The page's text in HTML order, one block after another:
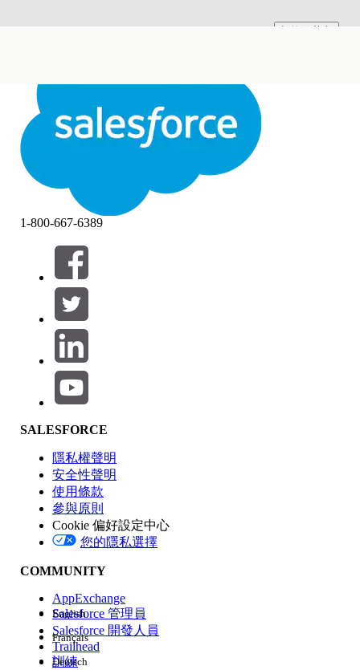
結束
篩選器 (0)
選取篩選
產品區域
功能影響
版本
經驗
1-800-667-6389
SALESFORCE
隱私權聲明
安全性聲明
使用條款
參與原則
Cookie 偏好設定中心
您的隱私選擇
COMMUNITY
AppExchange
Salesforce 管理員
Salesforce 開發人員
Trailhead
訓練
English
Français
Deutsch